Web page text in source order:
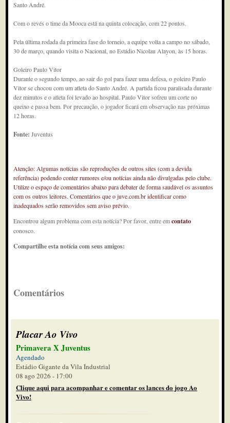
Santo André.
Com o revés o time da Mooca está na quinta colocação, com 22 pontos.
Pela última rodada da primeira fase do torneio, a equipe volta a campo no sábado,
30 de março, quando visita o Nacional, no Estádio Nicolau Alayon, às 15 horas.
Goleiro Paulo Vitor
Durante o segundo tempo, ao sair do gol para fazer uma defesa, o goleiro Paulo
Vitor se chocou com um atleta do Santo André. A partida ficou paralisada durante
dez minutos e o atleta foi levado ao hospital. Paulo Vitor sofreu um corte no
queixo e passa bem. Por precaução, o jogador ficará em observação nas próximas
12 horas.
Fonte:Juventus
Atenção: Algumas notícias são reproduções de outros sites (com a devida
referência) podendo conter rumores e/ou notícias ainda não divulgadas pelo clube.
Utilize o espaço de comentários abaixo para debater de forma saudável os assuntos
com os outros leitores. Comentários que o juve.com.br identificar como
inadequados serão removidos sem aviso prévio.
Encontrou algum problema com esta notícia? Por favor, entre emcontato
conosco.
Compartilhe esta notícia com seus amigos:
Comentários
Placar Ao Vivo
Primavera X Juventus
Agendado
Estádio Gigante da Vila Industrial
08 ago 2026 - 17:00
Clique aqui para acompanhar e comentar os lances do jogo Ao
Vivo!